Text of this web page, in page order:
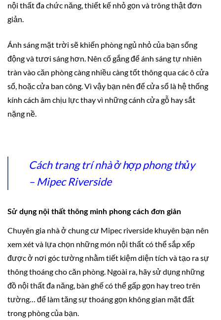
nội thất đa chức năng, thiết kế nhỏ gọn và trông thật đơn
giản.
Ánh sáng mặt trời sẽ khiến phòng ngủ nhỏ của bạn sống
động và tươi sáng hơn. Nên cố gắng để ánh sáng tự nhiên
tràn vào căn phòng càng nhiều càng tốt thông qua các ô cửa
sổ, hoặc cửa ban công. Vì vậy bạn nên để cửa sổ là hệ thống
kính cách âm chịu lực thay vì những cánh cửa gỗ hay sắt
nặng nề.
Cách trang trí nhà ở hợp phong thủy
– Mipec Riverside
Sử dụng nội thất thông minh phong cách đơn giản
Chuyên gia nhà ở chung cư Mipec riverside khuyên bạn nên
xem xét và lựa chọn những món nội thất có thể sắp xếp
được ở nơi góc tường nhằm tiết kiệm diện tích và tạo ra sự
thông thoáng cho căn phòng. Ngoài ra, hãy sử dụng những
đồ nội thất đa năng, bàn ghế có thể gấp gọn hay treo trên
tường… để làm tăng sự thoáng gọn không gian mặt đất
trong phòng của bạn.